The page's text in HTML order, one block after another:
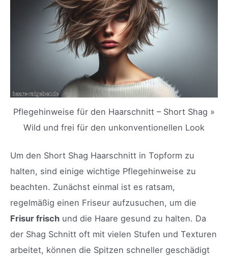
Pflegehinweise für den Haarschnitt – Short Shag »
Wild und frei für den unkonventionellen Look
Um den Short Shag Haarschnitt in Topform zu
halten, sind einige wichtige Pflegehinweise zu
beachten. Zunächst einmal ist es ratsam,
regelmäßig einen Friseur aufzusuchen, um die
Frisur frisch und die Haare gesund zu halten. Da
der Shag Schnitt oft mit vielen Stufen und Texturen
arbeitet, können die Spitzen schneller geschädigt